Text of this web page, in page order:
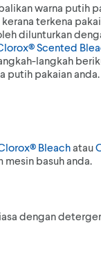
warna putih
terkena
dilunturkan
Scented
langkah
putih pakaian anda.
Bleachatau
mesin basuh anda.
dengan